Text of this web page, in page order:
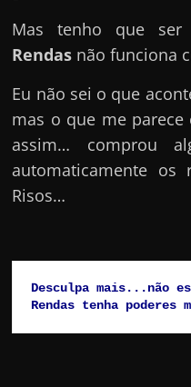
Mas tenho que
Rendas não funciona
Eu não sei o que
mas o que me
assim… comprou
automaticamente os
Risos…
Desculpa mais...não
Rendas tenha poderes